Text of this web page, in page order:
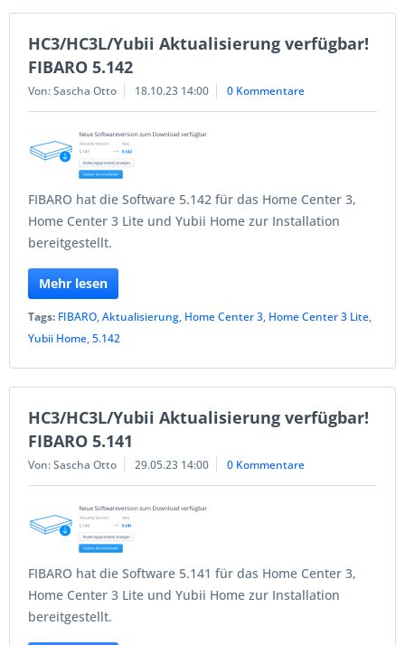
HC3/HC3L/Yubii Aktualisierung verfügbar!
FIBARO 5.142
Von: Sascha Otto 18.10.23 14:00 0 Kommentare
FIBARO hat die Software 5.142 für das Home Center 3,
Home Center 3 Lite und Yubii Home zur Installation
bereitgestellt.
Mehr lesen
Tags: FIBARO,Aktualisierung, Home Center 3, Home Center 3 Lite,
Yubii Home,5.142
HC3/HC3L/Yubii Aktualisierung verfügbar!
FIBARO 5.141
Von: Sascha Otto 29.05.23 14:00 0 Kommentare
FIBARO hat die Software 5.141 für das Home Center 3,
Home Center 3 Lite und Yubii Home zur Installation
bereitgestellt.